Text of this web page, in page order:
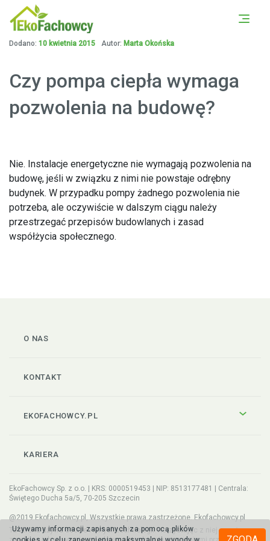
PORÓWNAJ OFERTY Z
OKOLICY
Dodano: 10 kwietnia 2015 Autor: Marta Okońska
Czy pompa ciepła wymaga
pozwolenia na budowę?
Nie. Instalacje energetyczne nie wymagają pozwolenia na
budowę, jeśli w związku z nimi nie powstaje odrębny
budynek. W przypadku pompy żadnego pozwolenia nie
potrzeba, ale oczywiście w dalszym ciągu należy
przestrzegać przepisów budowlanych i zasad
współżycia społecznego.
O NAS
KONTAKT
EKOFACHOWCY.PL
KARIERA
EkoFachowcy Sp. z o.o. | KRS: 0000519453 | NIP: 8513177481 | Centrala:
Świętego Ducha 5a/5, 70-205 Szczecin
@2019 Ekofachowcy.pl, Wszystkie prawa zastrzeżone. Ekofachowcy.pl
Ta strona używa cookie i innych technologii. Korzystając z niej wyrażasz
Używamy informacji zapisanych za pomocą plików